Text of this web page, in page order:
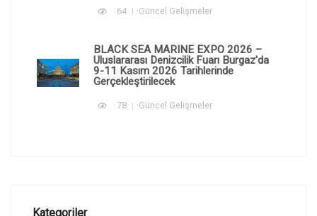
64 Güncel Gelişmeler
BLACK SEA MARINE EXPO 2026 –
Uluslararası Denizcilik Fuarı Burgaz'da
9-11 Kasım 2026 Tarihlerinde
Gerçekleştirilecek
78 Güncel Gelişmeler
Kategoriler